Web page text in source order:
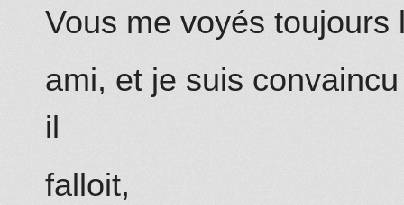
Vous me voyés toujours
ami, et je suis
il
falloit,